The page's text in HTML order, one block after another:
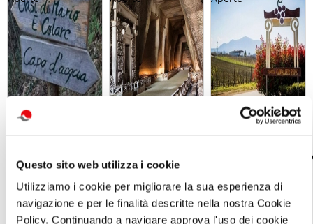
Questo sito web utilizza i cookie
Utilizziamo i cookie per migliorare la sua esperienza di
navigazione e per le finalità descritte nella nostra Cookie
Policy. Continuando a navigare approva l'uso dei cookie
NATURALISTICA
Sabato 12
Settembre 2026
ore 10:00
Fontanelle e
Sabato 26
Settembre
Pranzo/
Cavaliere Pepe
Domenica 04